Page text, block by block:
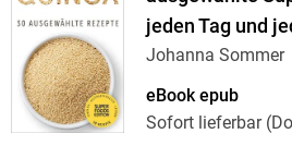
jeden Tag und
Johanna Sommer
eBook epub
Sofort lieferbar